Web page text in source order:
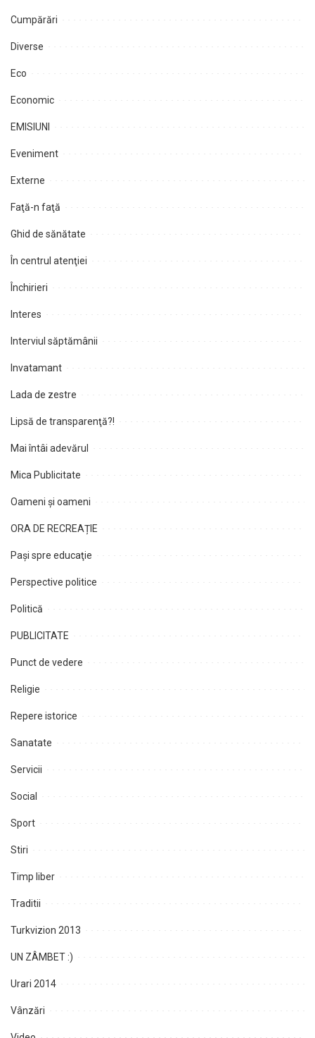
Cumpărări
Diverse
Eco
Economic
EMISIUNI
Eveniment
Externe
Faţă-n faţă
Ghid de sănătate
În centrul atenţiei
Închirieri
Interes
Interviul săptămânii
Invatamant
Lada de zestre
Lipsă de transparenţă?!
Mai întâi adevărul
Mica Publicitate
Oameni şi oameni
ORA DE RECREAȚIE
Paşi spre educaţie
Perspective politice
Politică
PUBLICITATE
Punct de vedere
Religie
Repere istorice
Sanatate
Servicii
Social
Sport
Stiri
Timp liber
Traditii
Turkvizion 2013
UN ZÂMBET :)
Urari 2014
Vânzări